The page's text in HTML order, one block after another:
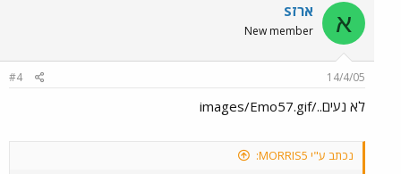
א ארזS
New member
14/4/05
#4
לא נעים../images/Emo57.gif
נכתב ע"י MORRIS5: